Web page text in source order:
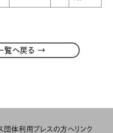
覧へ戻る →
団体利用 プレスの方へリンク